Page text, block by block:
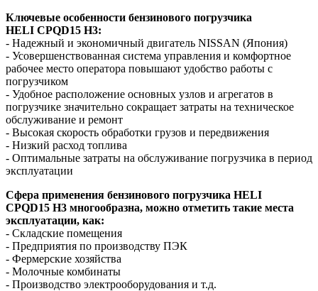
Ключевые особенности бензинового погрузчика
HELI CPQD15 H3:
- Надежный и экономичный двигатель NISSAN (Япония)
- Усовершенствованная система управления и комфортное
рабочее место оператора повышают удобство работы с
погрузчиком
- Удобное расположение основных узлов и агрегатов в
погрузчике значительно сокращает затраты на техническое
обслуживание и ремонт
- Высокая скорость обработки грузов и передвижения
- Низкий расход топлива
- Оптимальные затраты на обслуживание погрузчика в период
эксплуатации
Сфера применения бензинового погрузчика HELI
CPQD15 H3 многообразна, можно отметить такие места
эксплуатации, как:
- Складские помещения
- Предприятия по производству ПЭК
- Фермерские хозяйства
- Молочные комбинаты
- Производство электрооборудования и т.д.